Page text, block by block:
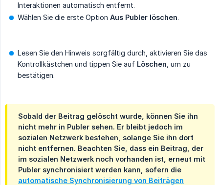
Interaktionen automatisch entfernt.
Wählen Sie die erste Option Aus Publer löschen.
Lesen Sie den Hinweis sorgfältig durch, aktivieren Sie das
Kontrollkästchen und tippen Sie auf Löschen , um zu
bestätigen.
Sobald der Beitrag gelöscht wurde, können Sie ihn
nicht mehr in Publer sehen. Er bleibt jedoch im
sozialen Netzwerk bestehen, solange Sie ihn dort
nicht entfernen. Beachten Sie, dass ein Beitrag, der
im sozialen Netzwerk noch vorhanden ist, erneut mit
Publer synchronisiert werden kann, sofern die
automatische Synchronisierung von Beiträgen